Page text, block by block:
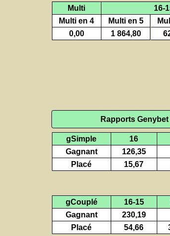
Multi
16-
Multi en 4
Multi en 5
0,00
1 864,80
Rapports
gSimple 16
Gagnant
126,35
Placé
15,67
gCouplé 16-15
Gagnant
230,19
Placé
54,66